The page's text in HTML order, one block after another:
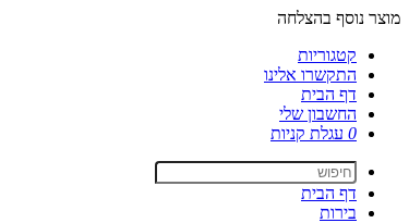
מוצר נוסף בהצלחה
קטגוריות
התקשרו אלינו
דף הבית
החשבון שלי
0 עגלת קניות
דף הבית
בירות